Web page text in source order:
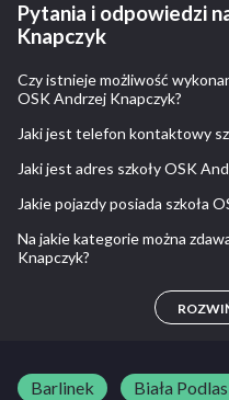
Pytania i odpowiedzi
Knapczyk
Czy istnieje możliwość
OSK Andrzej Knapczyk?
Nie, nie ma takiej możliwości.
Jaki jest telefon kontaktowy
507 110 231
Jaki jest adres szkoły OSK
Osiedle Świerczewskiego 7,
Jakie pojazdy posiada szkoła
Suzuki Baleno
Na jakie kategorie można
Knapczyk?
Barlinek Biała